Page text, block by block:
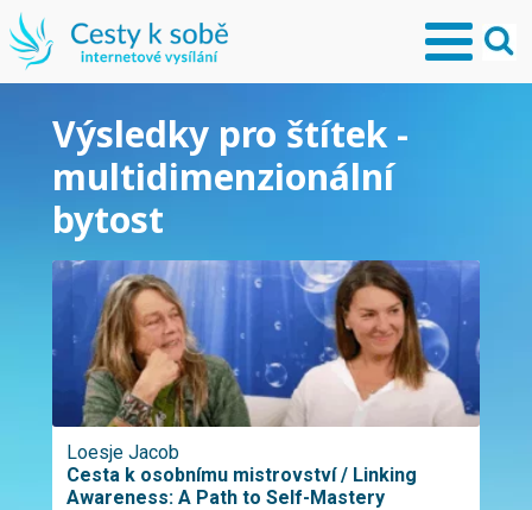
Výsledky pro štítek -
multidimenzionální
bytost
Loesje Jacob
Cesta k osobnímu mistrovství / Linking
Awareness: A Path to Self-Mastery